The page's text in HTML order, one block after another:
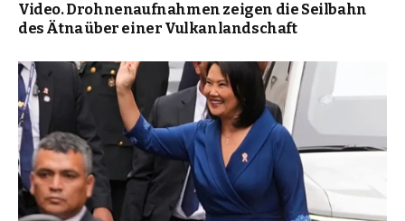
Video. Drohnenaufnahmen zeigen die Seilbahn
des Ätna über einer Vulkanlandschaft